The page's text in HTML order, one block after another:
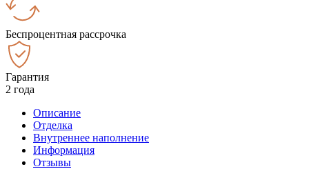
Беспроцентная рассрочка
Гарантия
2 года
Описание
Отделка
Внутреннее наполнение
Информация
Отзывы